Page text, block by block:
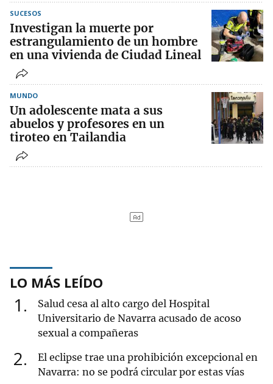
SUCESOS
Investigan la muerte por
estrangulamiento de un hombre
en una vivienda de Ciudad Lineal
MUNDO
Un adolescente mata a sus
abuelos y profesores en un
tiroteo en Tailandia
LO MÁS LEÍDO
1
Salud cesa al alto cargo del Hospital
Universitario de Navarra acusado de acoso
sexual a compañeras
2
El eclipse trae una prohibición excepcional en
Navarra: no se podrá circular por estas vías